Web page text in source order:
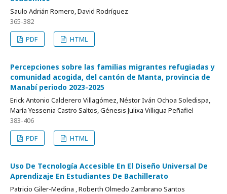
Saulo Adrián Romero, David Rodríguez
365-382
PDF
HTML
Percepciones sobre las familias migrantes refugiadas y
comunidad acogida, del cantón de Manta, provincia de
Manabí periodo 2023-2025
Erick Antonio Calderero Villagómez, Néstor Iván Ochoa Soledispa,
María Yessenia Castro Saltos, Génesis Julixa Villigua Peñafiel
383-406
PDF
HTML
Uso De Tecnología Accesible En El Diseño Universal De
Aprendizaje En Estudiantes De Bachillerato
Patricio Giler-Medina , Roberth Olmedo Zambrano Santos